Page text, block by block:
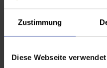
Zustimmung
Diese Webseite